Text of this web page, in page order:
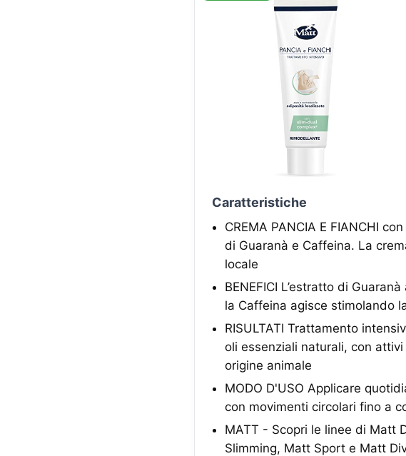
Caratteristiche
CREMA PANCIA E FIANCHI
di Guaranà e Caffeina. La
locale
BENEFICI L’estratto di
la Caffeina agisce stimolando
RISULTATI Trattamento
oli essenziali naturali, con
origine animale
MODO D'USO Applicare
con movimenti circolari fino a
MATT - Scopri le linee di Matt
Slimming, Matt Sport e Matt